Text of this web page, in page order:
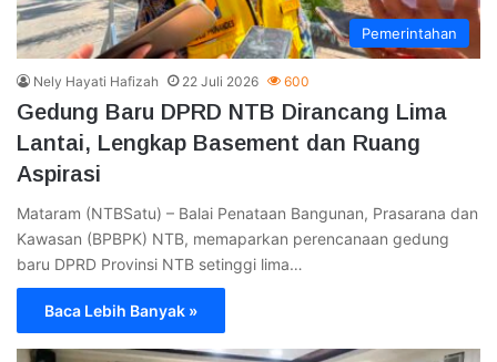
Pemerintahan
Nely Hayati Hafizah 22 Juli 2026 600
Gedung Baru DPRD NTB Dirancang Lima
Lantai, Lengkap Basement dan Ruang
Aspirasi
Mataram (NTBSatu) – Balai Penataan Bangunan, Prasarana dan
Kawasan (BPBPK) NTB, memaparkan perencanaan gedung
baru DPRD Provinsi NTB setinggi lima…
Baca Lebih Banyak »